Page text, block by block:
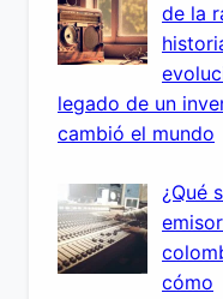
de la
legado de un
cambió el mundo
¿Qué
cómo